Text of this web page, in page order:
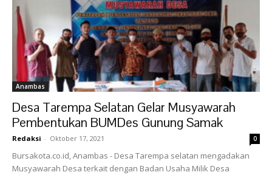
Anambas
Desa Tarempa Selatan Gelar Musyawarah
Pembentukan BUMDes Gunung Samak
Redaksi - Oktober 17, 2021 0
Bursakota.co.id, Anambas - Desa Tarempa selatan mengadakan
Musyawarah Desa terkait dengan Badan Usaha Milik Desa